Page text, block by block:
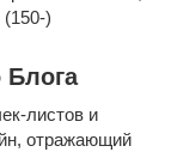
(150-)
Блога
листов и
отражающий